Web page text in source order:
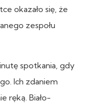
okazało się, że
zespołu
spotkania, gdy
Ich zdaniem
ręką. Biało-